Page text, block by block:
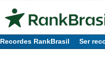
Recordes RankBrasil Ser